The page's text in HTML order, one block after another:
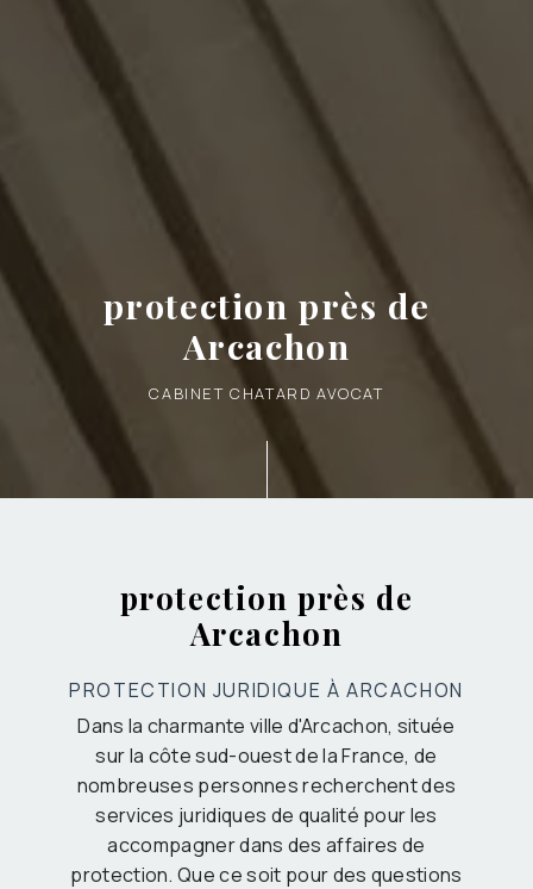
protection près de
Arcachon
CABINET CHATARD AVOCAT
protection près de
Arcachon
PROTECTION JURIDIQUE À ARCACHON
Dans la charmante ville d'Arcachon, située
sur la côte sud-ouest de la France, de
nombreuses personnes recherchent des
services juridiques de qualité pour les
accompagner dans des affaires de
protection. Que ce soit pour des questions